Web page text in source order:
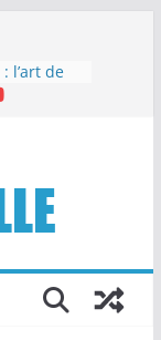
l’art de
votre
sans
les
design :